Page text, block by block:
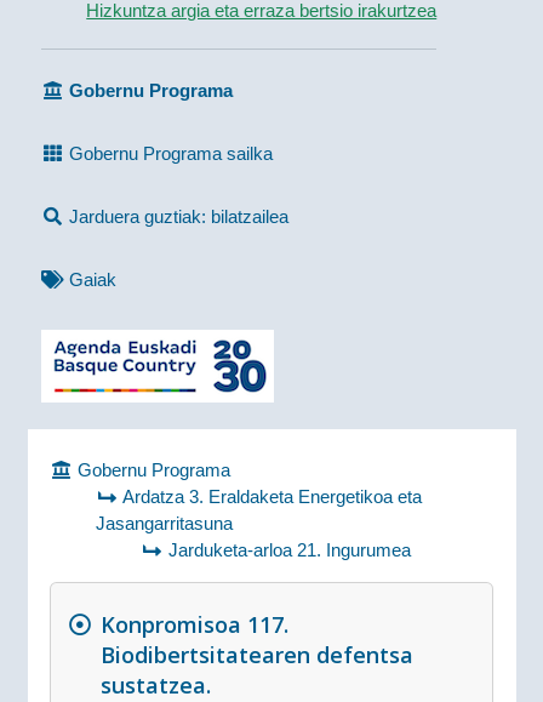
Hizkuntza argia eta erraza bertsio irakurtzea
Gobernu Programa
Gobernu Programa sailka
Jarduera guztiak: bilatzailea
Gaiak
Gobernu Programa
Ardatza 3. Eraldaketa Energetikoa eta
Jasangarritasuna
Jarduketa-arloa 21. Ingurumea
Konpromisoa 117.
Biodibertsitatearen defentsa
sustatzea.